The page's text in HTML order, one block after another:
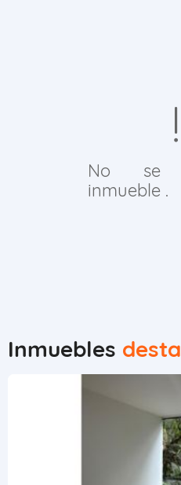
No se
inmueble .
Inmuebles